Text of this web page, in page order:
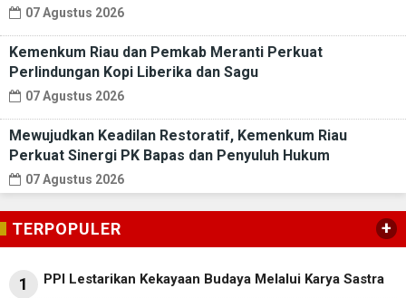
07 Agustus 2026
Kemenkum Riau dan Pemkab Meranti Perkuat
Perlindungan Kopi Liberika dan Sagu
07 Agustus 2026
Mewujudkan Keadilan Restoratif, Kemenkum Riau
Perkuat Sinergi PK Bapas dan Penyuluh Hukum
07 Agustus 2026
TERPOPULER +
1 PPI Lestarikan Kekayaan Budaya Melalui Karya Sastra